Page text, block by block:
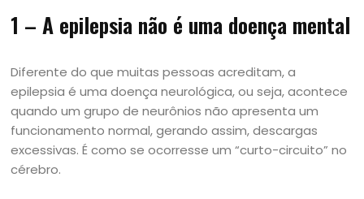
1 – A epilepsia não é uma doença mental
Diferente do que muitas pessoas acreditam, a
epilepsia é uma doença neurológica, ou seja, acontece
quando um grupo de neurônios não apresenta um
funcionamento normal, gerando assim, descargas
excessivas. É como se ocorresse um “curto-circuito” no
cérebro.